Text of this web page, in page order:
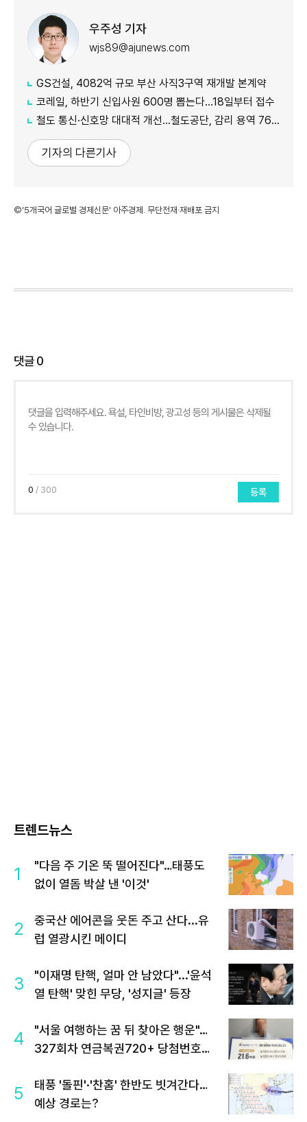
우주성 기자
wjs89@ajunews.com
GS건설, 4082억 규모 부산 사직3구역 재개발 본계약
코레일, 하반기 신입사원 600명 뽑는다…18일부터 접수
철도 통신·신호망 대대적 개선…철도공단, 감리 용역 761억원 발주
기자의 다른기사
©'5개국어 글로벌 경제신문' 아주경제. 무단전재·재배포 금지
댓글0
0 / 300 등록
트렌드뉴스
1
"다음 주 기온 뚝 떨어진다"…태풍도
없이 열돔 박살 낸 '이것'
2
중국산 에어콘을 웃돈 주고 산다...유
럽 열광시킨 메이디
3
"이재명 탄핵, 얼마 안 남았다"...'윤석
열 탄핵' 맞힌 무당, '성지글' 등장
4
"서울 여행하는 꿈 뒤 찾아온 행운"…
327회차 연금복권720+ 당첨번호조
5
태풍 '돌핀'·'찬홈' 한반도 빗겨간다…
예상 경로는?